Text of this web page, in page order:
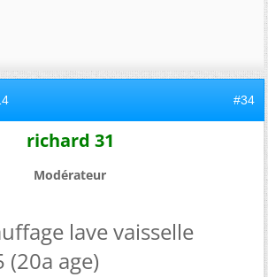
#34
richard 31
Modérateur
lave vaisselle
(20a age)